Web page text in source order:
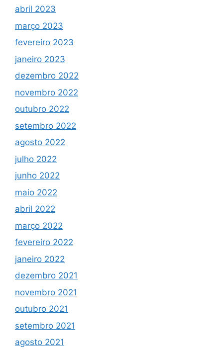
abril 2023
março 2023
fevereiro 2023
janeiro 2023
dezembro 2022
novembro 2022
outubro 2022
setembro 2022
agosto 2022
julho 2022
junho 2022
maio 2022
abril 2022
março 2022
fevereiro 2022
janeiro 2022
dezembro 2021
novembro 2021
outubro 2021
setembro 2021
agosto 2021